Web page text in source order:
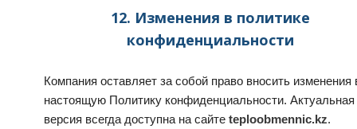
12. Изменения в политике
конфиденциальности
Компания оставляет за собой право вносить изменения
настоящую Политику конфиденциальности. Актуальная
версия всегда доступна на сайте teploobmennic.kz.